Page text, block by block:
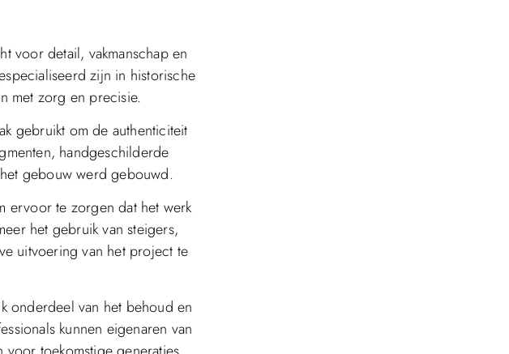
voor detail, vakmanschap en
zijn in historische
met zorg en precisie.
gebruikt om de authenticiteit
handgeschilderde
gebouw werd gebouwd.
ervoor te zorgen dat het werk
het gebruik van steigers,
uitvoering van het project te
onderdeel van het behoud en
kunnen eigenaren van